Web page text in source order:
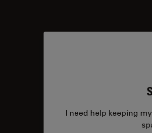
I need help keeping